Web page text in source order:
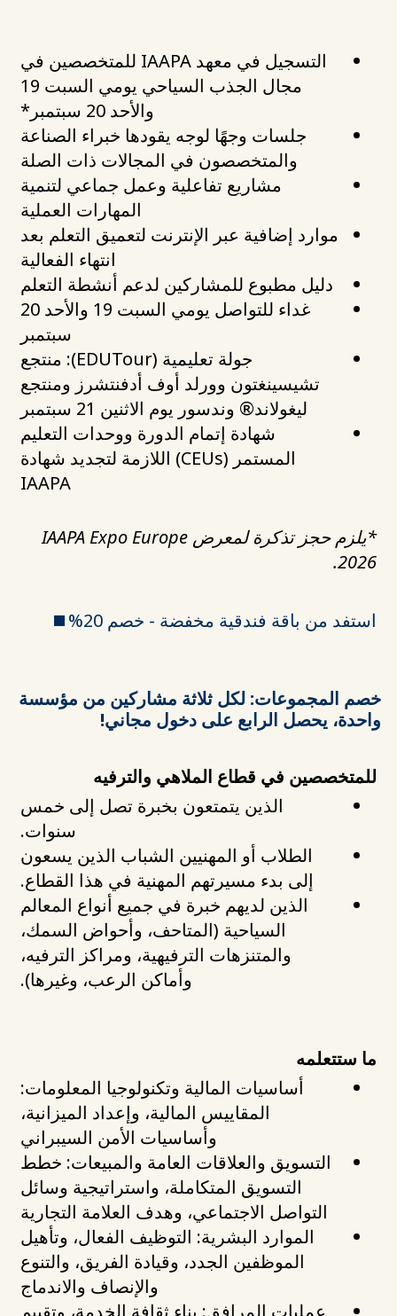
التسجيل في معهد IAAPA للمتخصصين في
مجال الجذب السياحي يومي السبت 19
والأحد 20 سبتمبر*
جلسات وجهًا لوجه يقودها خبراء الصناعة
والمتخصصون في المجالات ذات الصلة
مشاريع تفاعلية وعمل جماعي لتنمية
المهارات العملية
موارد إضافية عبر الإنترنت لتعميق التعلم بعد
انتهاء الفعالية
دليل مطبوع للمشاركين لدعم أنشطة التعلم
غداء للتواصل يومي السبت 19 والأحد 20
سبتمبر
جولة تعليمية (EDUTour): منتجع
تشيسينغتون وورلد أوف أدفنتشرز ومنتجع
ليغولاند® وندسور يوم الاثنين 21 سبتمبر
شهادة إتمام الدورة ووحدات التعليم
المستمر (CEUs) اللازمة لتجديد شهادة
IAAPA
*يلزم حجز تذكرة لمعرض IAAPA Expo Europe
2026.
استفد من باقة فندقية مخفضة - خصم 20%
خصم المجموعات: لكل ثلاثة مشاركين من مؤسسة
واحدة، يحصل الرابع على دخول مجاني!
للمتخصصين في قطاع الملاهي والترفيه
الذين يتمتعون بخبرة تصل إلى خمس
سنوات.
الطلاب أو المهنيين الشباب الذين يسعون
إلى بدء مسيرتهم المهنية في هذا القطاع.
الذين لديهم خبرة في جميع أنواع المعالم
السياحية (المتاحف، وأحواض السمك،
والمتنزهات الترفيهية، ومراكز الترفيه،
وأماكن الرعب، وغيرها).
ما ستتعلمه
أساسيات المالية وتكنولوجيا المعلومات:
المقاييس المالية، وإعداد الميزانية،
وأساسيات الأمن السيبراني
التسويق والعلاقات العامة والمبيعات: خطط
التسويق المتكاملة، واستراتيجية وسائل
التواصل الاجتماعي، وهدف العلامة التجارية
الموارد البشرية: التوظيف الفعال، وتأهيل
الموظفين الجدد، وقيادة الفريق، والتنوع
والإنصاف والاندماج
عمليات المرافق: بناء ثقافة الخدمة، وتقييم